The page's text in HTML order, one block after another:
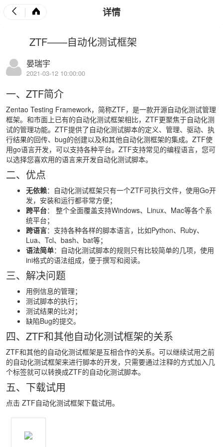
详情
ZTF——自动化测试框架
晏瑞宇
2021-03-12 10:00:00
一、ZTF简介
Zentao Testing Framework，简称ZTF，是一款开源自动化测试管理
框架。和市面上已有的自动化测试框架相比，ZTF更聚焦于自动化测
试的管理功能。ZTF提供了自动化测试脚本的定义、管理、驱动、执
行结果的回传、bug的创建以及和其他自动化测框架的集成。ZTF使
用go语言开发，可以支持各种平台。ZTF支持常见的编程语言，您可
以选择您喜欢用的语言来开发自动化测试脚本。
二、优点
无依赖：自动化测试框架只有一个ZTF可执行文件，使用Go开
发，安装和运行都非常方便；
跨平台： 整个全面覆盖支持Windows、Linux、Mac等各个系
统平台；
跨语言：支持各种各样的脚本语言，比如Python、Ruby、
Lua、Tcl、bash、bat等；
语法简单：自动化测试脚本的规则只有比较简单的几项，使用
ini格式的语法组成，便于撰写和阅读。
三、解决问题
用例信息的管理；
测试脚本的执行；
测试结果的比对；
缺陷Bug的提交。
四、ZTF和其他自动化测试框架的关系
ZTF和其他的自动化测试框架是互相合作的关系。可以继续试用之前
的自动化测试框架来进行脚本的开发，只需要通过注释的方式加入几
个标签就可以转换成ZTF的自动化测试脚本。
五、下载试用
点击 ZTF自动化测试框架下载试用。